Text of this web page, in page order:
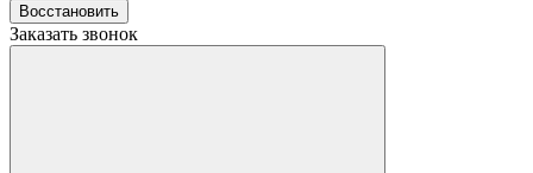
Восстановить
Заказать звонок